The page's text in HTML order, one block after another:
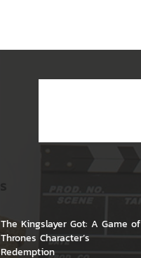
The Kingslayer Got: A Game of
Thrones Character’s
Redemption